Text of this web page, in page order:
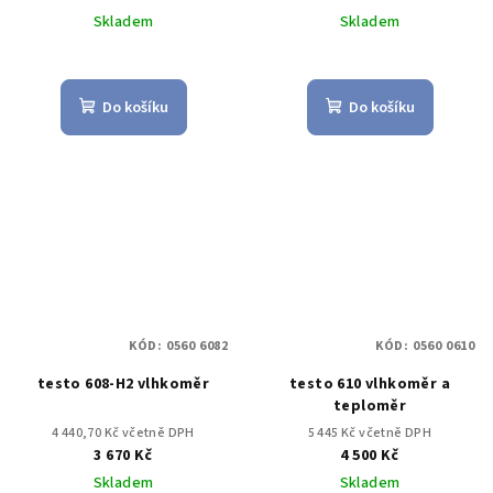
Skladem
Do košíku
Skladem
Do košíku
testo 608-H2 vlhkoměr
4 440,70 Kč včetně DPH
3 670 Kč
Skladem
KÓD: 0560 6082
testo 610 vlhkoměr a
teploměr
5 445 Kč včetně DPH
4 500 Kč
Skladem
KÓD: 0560 0610